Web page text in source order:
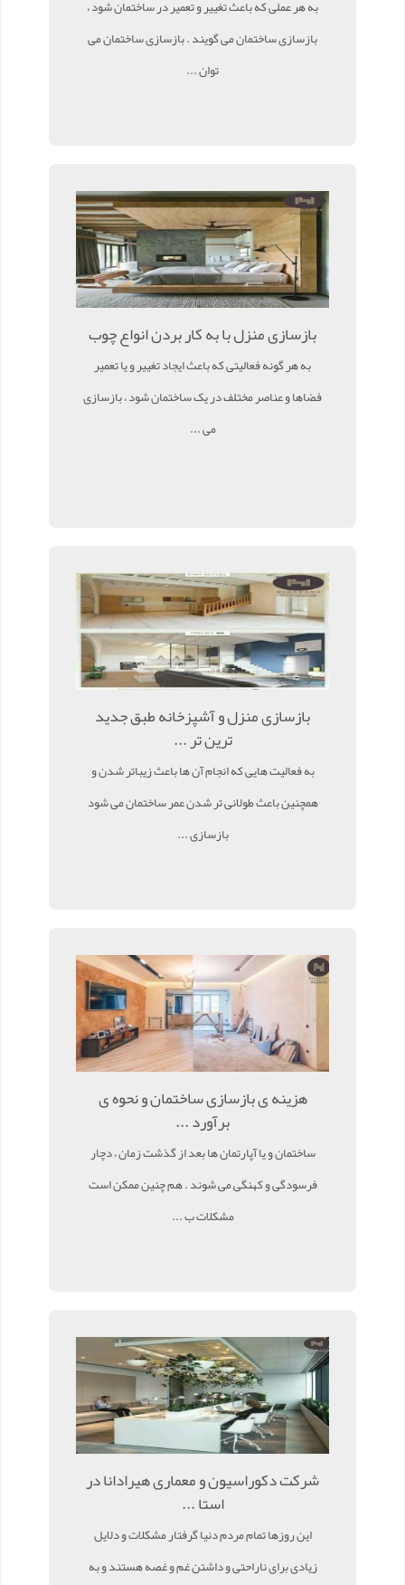
به هر عملی که باعث تغییر و تعمیر در ساختمان شود ،
بازسازی ساختمان می گویند . بازسازی ساختمان می
توان ...
بازسازی منزل با به کار بردن انواع چوب
به هر گونه فعالیتی که باعث ایجاد تغییر و یا تعمیر
فضاها و عناصر مختلف در یک ساختمان شود ، بازسازی
می ...
بازسازی منزل و آشپزخانه طبق جدید
ترین تر ...
به فعالیت هایی که انجام آن ها باعث زیباتر شدن و
همچنین باعث طولانی تر شدن عمر ساختمان می شود
بازسازی ...
هزینه ی بازسازی ساختمان و نحوه ی
برآورد ...
ساختمان و یا آپارتمان ها بعد از گذشت زمان ، دچار
فرسودگی و کهنگی می شوند . هم چنین ممکن است
مشکلات ب ...
شرکت دکوراسیون و معماری هیرادانا در
استا ...
این روزها تمام مردم دنیا گرفتار مشکلات و دلایل
زیادی برای ناراحتی و داشتن غم و غصه هستند و به